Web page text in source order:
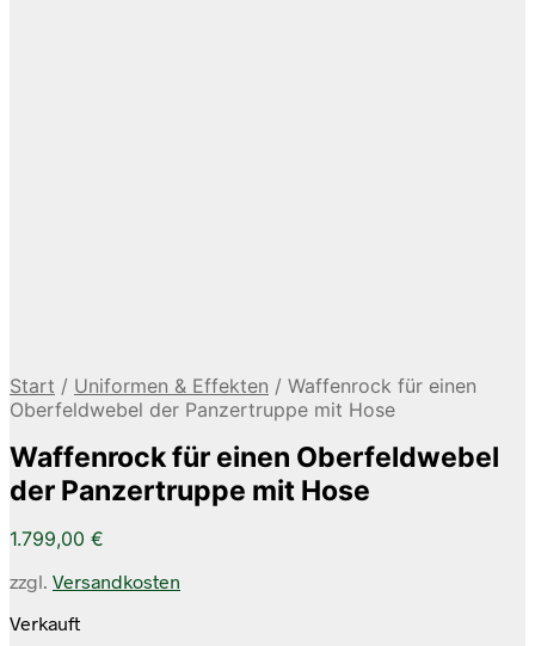
Start / Uniformen & Effekten / Waffenrock für einen
Oberfeldwebel der Panzertruppe mit Hose
Waffenrock für einen Oberfeldwebel
der Panzertruppe mit Hose
1.799,00 €
zzgl. Versandkosten
Verkauft